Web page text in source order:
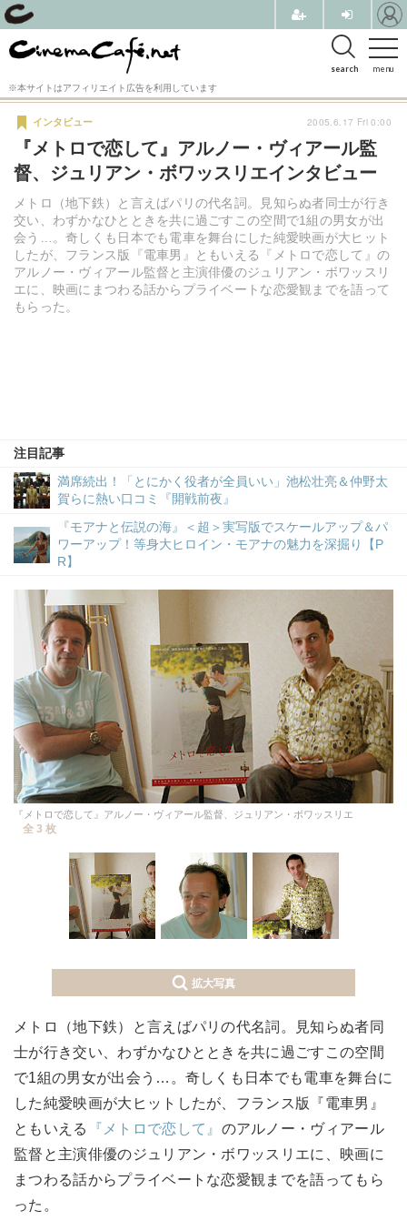
menu
search
※本サイトはアフィリエイト広告を利用しています
『メトロで恋して』アルノー・ヴィアール監
督、ジュリアン・ボワッスリエインタビュー
メトロ（地下鉄）と言えばパリの代名詞。見知らぬ者同士が行き
交い、わずかなひとときを共に過ごすこの空間で1組の男女が出
会う…。奇しくも日本でも電車を舞台にした純愛映画が大ヒット
したが、フランス版『電車男』ともいえる『メトロで恋して』の
アルノー・ヴィアール監督と主演俳優のジュリアン・ボワッスリ
エに、映画にまつわる話からプライベートな恋愛観までを語って
もらった。
インタビュー
注目記事
満席続出！「とにかく役者が全員いい」池松壮亮＆仲野太
賀らに熱い口コミ『開戦前夜』
『モアナと伝説の海』＜超＞実写版でスケールアップ＆パ
ワーアップ！等身大ヒロイン・モアナの魅力を深掘り【P
R】
2005.6.17 Fri 0:00
『メトロで恋して』アルノー・ヴィアール監督、ジュリアン・ボワッスリエ
全 3 枚
拡大写真
メトロ（地下鉄）と言えばパリの代名詞。見知らぬ者同
士が行き交い、わずかなひとときを共に過ごすこの空間
で1組の男女が出会う…。奇しくも日本でも電車を舞台に
した純愛映画が大ヒットしたが、フランス版『電車男』
ともいえる
『メトロで恋して』 のアルノー・ヴィアール
監督と主演俳優のジュリアン・ボワッスリエに、映画に
まつわる話からプライベートな恋愛観までを語ってもら
った。